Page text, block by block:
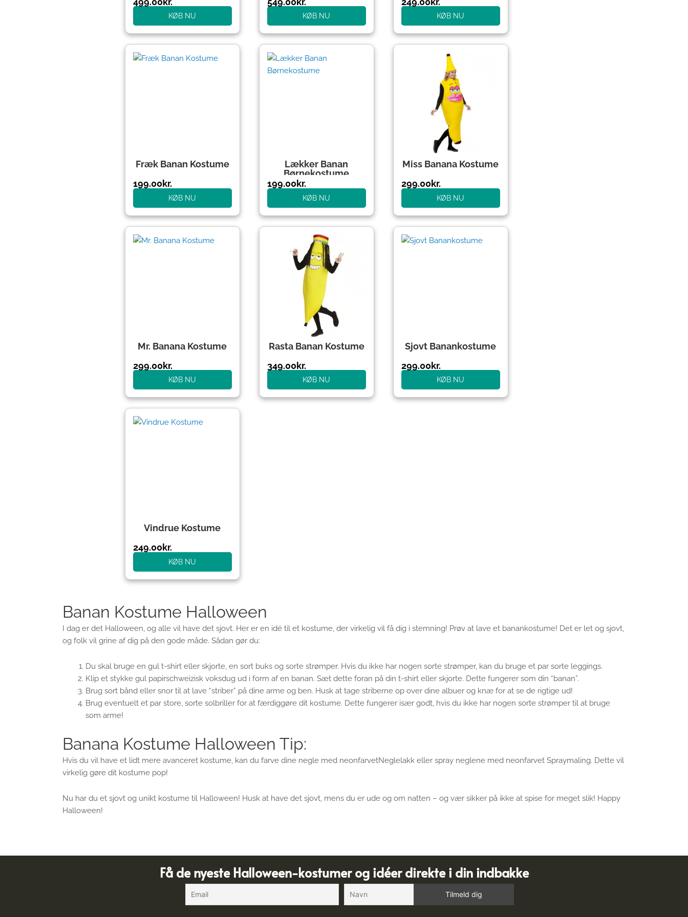
KØB NU KØB NU KØB NU
Fræk Banan Kostume
199.00kr.
KØB NU
Lækker Banan
Børnekostume
199.00kr.
KØB NU
Miss Banana Kostume
299.00kr.
KØB NU
Mr. Banana Kostume
299.00kr.
KØB NU
Rasta Banan Kostume
349.00kr.
KØB NU
Sjovt Banankostume
299.00kr.
KØB NU
Vindrue Kostume
249.00kr.
KØB NU
Banan Kostume Halloween
I dag er det Halloween, og alle vil have det sjovt. Her er en idé til et kostume, der virkelig vil få dig i stemning! Prøv at lave et banankostume! Det er let og sjovt,
og folk vil grine af dig på den gode måde. Sådan gør du:
Du skal bruge en gul t-shirt eller skjorte, en sort buks og sorte strømper. Hvis du ikke har nogen sorte strømper, kan du bruge et par sorte leggings.
Klip et stykke gul papirschweizisk voksdug ud i form af en banan. Sæt dette foran på din t-shirt eller skjorte. Dette fungerer som din “banan”.
Brug sort bånd eller snor til at lave “striber” på dine arme og ben. Husk at tage striberne op over dine albuer og knæ for at se de rigtige ud!
Brug eventuelt et par store, sorte solbriller for at færdiggøre dit kostume. Dette fungerer især godt, hvis du ikke har nogen sorte strømper til at bruge
som arme!
Banana Kostume Halloween Tip:
Hvis du vil have et lidt mere avanceret kostume, kan du farve dine negle med neonfarvetNeglelakk eller spray neglene med neonfarvet Spraymaling. Dette vil
virkelig gøre dit kostume pop!
Nu har du et sjovt og unikt kostume til Halloween! Husk at have det sjovt, mens du er ude og om natten – og vær sikker på ikke at spise for meget slik! Happy
Halloween!
Få de nyeste Halloween-kostumer og idéer direkte i din indbakke